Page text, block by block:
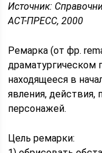
Источник:
АСТ-ПРЕСС, 2000
Ремарка (от фр.
драматургическом
находящееся в
явления,
персонажей.
Цель ремарки: